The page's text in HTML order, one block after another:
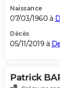
Naissance
07/03/1960 à
Décès
05/11/2019 à
Patrick